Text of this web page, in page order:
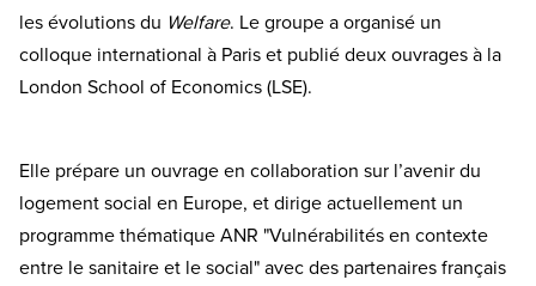
les évolutions du Welfare. Le groupe a organisé un
colloque international à Paris et publié deux ouvrages à la
London School of Economics (LSE).
Elle prépare un ouvrage en collaboration sur l’avenir du
logement social en Europe, et dirige actuellement un
programme thématique ANR "Vulnérabilités en contexte
entre le sanitaire et le social" avec des partenaires français